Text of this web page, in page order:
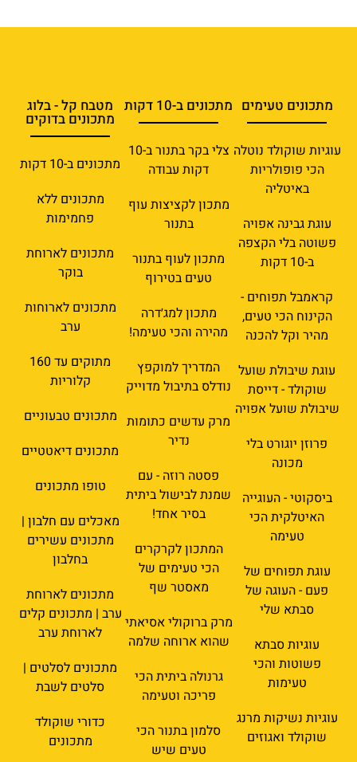
מתכונים טעימים
עוגיות שוקולד נוטלה
הכי פופולריות
באיטליה
עוגת גבינה אפויה
פשוטה בלי הקצפה
ב-10 דקות
קראמבל תפוחים -
הקינוח הכי טעים,
מהיר וקל להכנה
עוגת שיבולת שועל
שוקולד - דייסת
שיבולת שועל אפויה
פרוזן יוגורט בלי
מכונה
ביסקוטי - העוגייה
האיטלקית הכי
טעימה
עוגת תפוחים של
פעם - העוגה של
סבתא שלי
עוגיות סבתא
פשוטות והכי
טעימות
עוגיות נשיקות מרנג
שוקולד ואגוזים
מתכונים ב-10 דקות
צלי בקר בתנור ב-10
דקות עבודה
מתכון לקציצות עוף
בתנור
מתכון לעוף בתנור
טעים בטירוף
מתכון למג׳דרה
מהירה והכי טעימה!
המדריך למוקפץ
נודלס בתיבול מדוייק
מרק עדשים כתומות
נדיר
פסטה רוזה - עם
שמנת לבישול ביתית
בסיר אחד!
המתכון לקרקרים
הכי טעימים של
מאסטר שף
מרק ברוקולי אסיאתי
שהוא ארוחה שלמה
גרנולה ביתית הכי
פריכה וטעימה
סלמון בתנור הכי
טעים שיש
מטבח קל - בלוג
מתכונים בדוקים
מתכונים ב-10 דקות
מתכונים ללא
פחמימות
מתכונים לארוחת
בוקר
מתכונים לארוחות
ערב
מתוקים עד 160
קלוריות
מתכונים טבעוניים
מתכונים דיאטטיים
טופו מתכונים
מאכלים עם חלבון |
מתכונים עשירים
בחלבון
מתכונים לארוחת
ערב | מתכונים קלים
לארוחת ערב
מתכונים לסלטים |
סלטים לשבת
כדורי שוקולד
מתכונים